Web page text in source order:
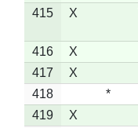
415 X
416 X
417
X
418
*
419
X